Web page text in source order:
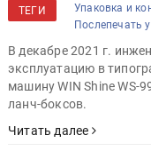
ТЕГИ Упаковка и
Послепечать
В декабре 2021 г.
эксплуатацию в
машину WIN Shine WS-
ланч-боксов.
Читать далее